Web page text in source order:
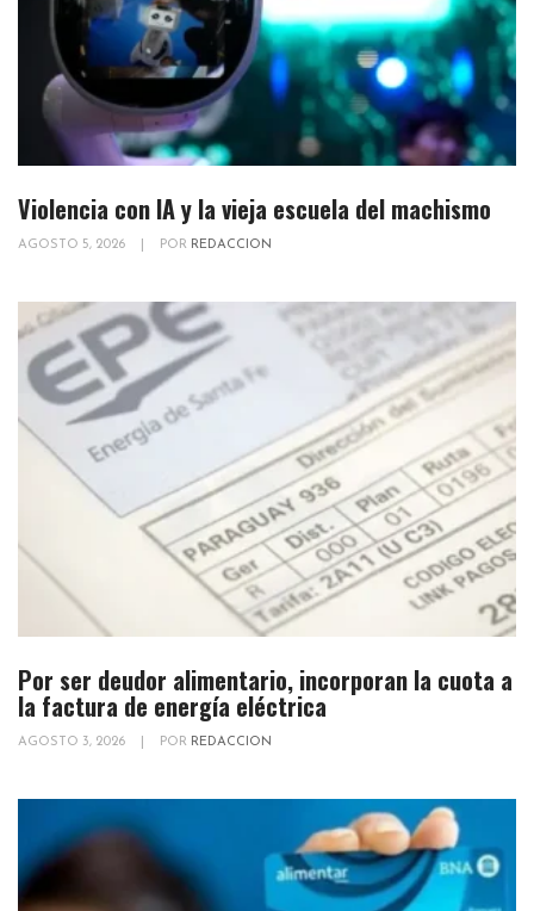
Violencia con IA y la vieja escuela del machismo
AGOSTO 5, 2026 POR REDACCION
Por ser deudor alimentario, incorporan la cuota a
la factura de energía eléctrica
AGOSTO 3, 2026 POR REDACCION